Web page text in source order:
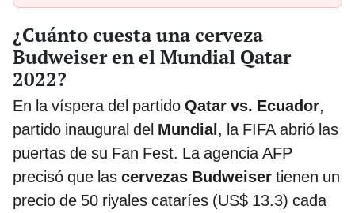
¿Cuánto cuesta una cerveza
Budweiser en el Mundial Qatar
2022?
En la víspera del partido Qatar vs. Ecuador,
partido inaugural del Mundial, la FIFA abrió las
puertas de su Fan Fest. La agencia AFP
precisó que las cervezas Budweiser tienen un
precio de 50 riyales cataríes (US$ 13.3) cada